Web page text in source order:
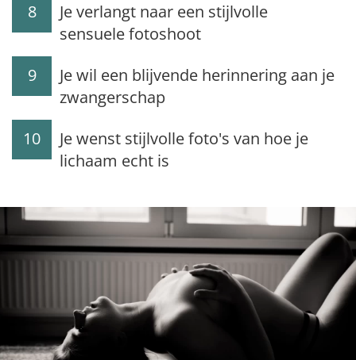
8
Je verlangt naar een stijlvolle
sensuele fotoshoot
9
Je wil een blijvende herinnering aan je
zwangerschap
10
Je wenst stijlvolle foto's van hoe je
lichaam echt is